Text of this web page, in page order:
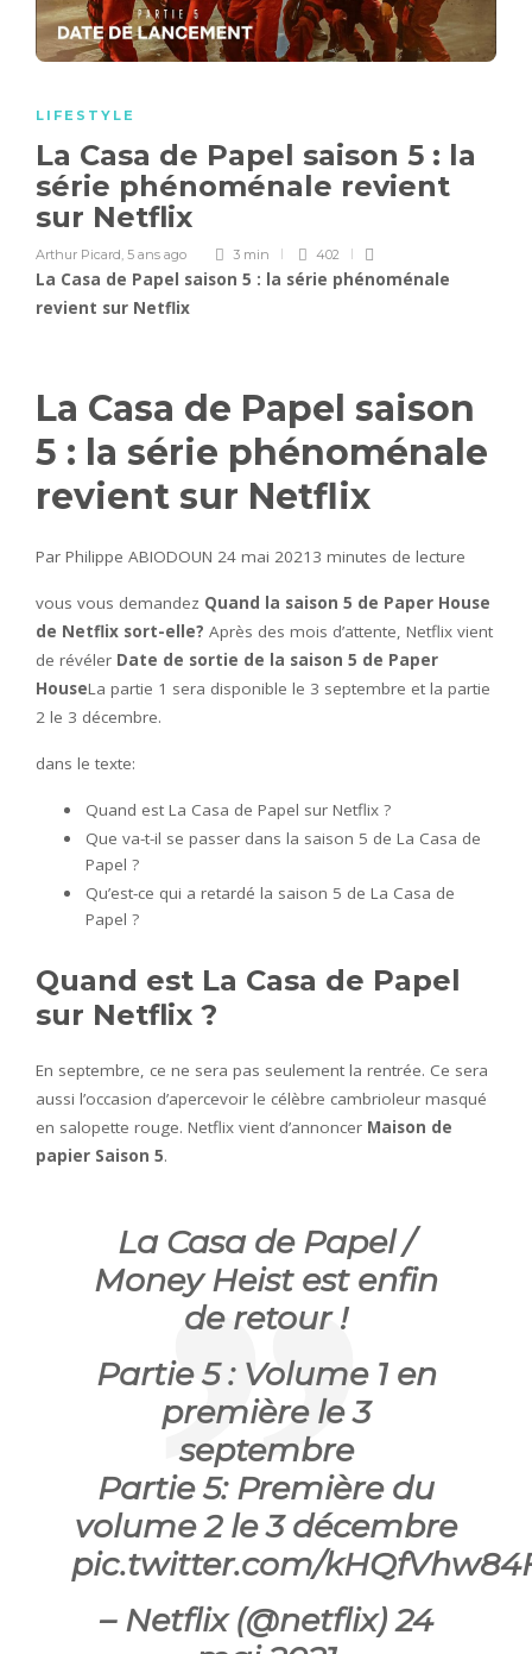
LIFESTYLE
La Casa de Papel saison 5 : la
série phénoménale revient
sur Netflix
Arthur Picard, 5 ans ago 3 min 402
La Casa de Papel saison 5 : la série phénoménale
revient sur Netflix
La Casa de Papel saison
5 : la série phénoménale
revient sur Netflix
Par Philippe ABIODOUN 24 mai 2021 3 minutes de lecture
vous vous demandez Quand la saison 5 de Paper House
de Netflix sort-elle? Après des mois d’attente, Netflix vient
de révéler Date de sortie de la saison 5 de Paper
HouseLa partie 1 sera disponible le 3 septembre et la partie
2 le 3 décembre.
dans le texte:
Quand est La Casa de Papel sur Netflix ?
Que va-t-il se passer dans la saison 5 de La Casa de
Papel ?
Qu’est-ce qui a retardé la saison 5 de La Casa de
Papel ?
Quand est La Casa de Papel
sur Netflix ?
En septembre, ce ne sera pas seulement la rentrée. Ce sera
aussi l’occasion d’apercevoir le célèbre cambrioleur masqué
en salopette rouge. Netflix vient d’annoncer Maison de
papier Saison 5.
La Casa de Papel /
Money Heist est enfin
de retour !
Partie 5 : Volume 1 en
première le 3
septembre
Partie 5: Première du
volume 2 le 3 décembre
pic.twitter.com/
– Netflix (@netflix) 24